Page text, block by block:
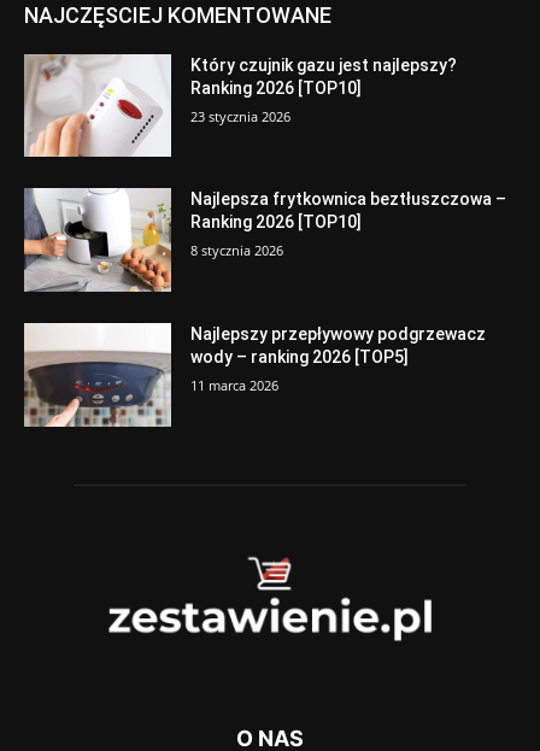
NAJCZĘSCIEJ KOMENTOWANE
Który czujnik gazu jest najlepszy?
Ranking 2026 [TOP10]
23 stycznia 2026
Najlepsza frytkownica beztłuszczowa –
Ranking 2026 [TOP10]
8 stycznia 2026
Najlepszy przepływowy podgrzewacz
wody – ranking 2026 [TOP5]
11 marca 2026
O NAS